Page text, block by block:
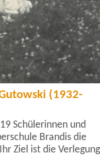
(1932-
Schülerinnen und
Brandis die
Ziel ist die Verlegung